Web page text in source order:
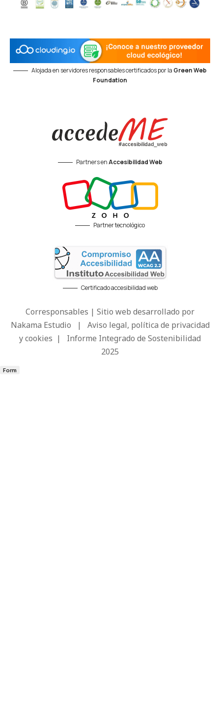
Alojada en servidores responsables certificados por la Green Web
Foundation
Partners enAccesibilidad Web
Partner tecnológico
Certificado accesibilidad web
Corresponsables | Sitio web desarrollado por
Nakama Estudio | Aviso legal, política de privacidad
y cookies | Informe Integrado de Sostenibilidad
2025
Form